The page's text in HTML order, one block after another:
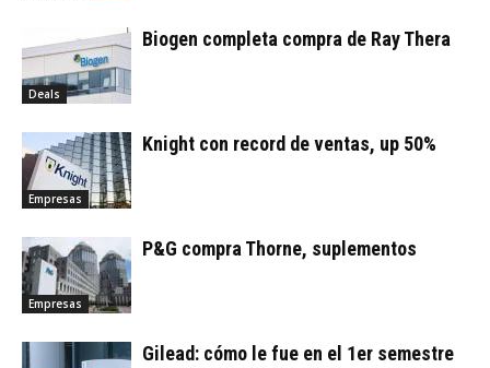
Deals
Biogen completa compra de Ray Thera
Empresas
Knight con record de ventas, up 50%
Empresas
P&G compra Thorne, suplementos
Gilead: cómo le fue en el 1er semestre